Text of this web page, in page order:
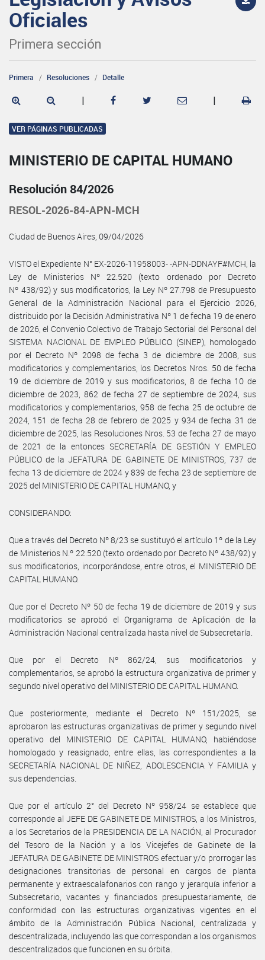
Oficiales
Primera sección
Primera Resoluciones Detalle
| |
VER PÁGINAS PUBLICADAS
MINISTERIO DE CAPITAL HUMANO
Resolución 84/2026
RESOL-2026-84-APN-MCH
Ciudad de Buenos Aires, 09/04/2026
VISTO el Expediente N° EX-2026-11958003- -APN-DDNAYF#MCH, la
Ley de Ministerios Nº 22.520 (texto ordenado por Decreto
Nº 438/92) y sus modificatorios, la Ley Nº 27.798 de Presupuesto
General de la Administración Nacional para el Ejercicio 2026,
distribuido por la Decisión Administrativa Nº 1 de fecha 19 de enero
de 2026, el Convenio Colectivo de Trabajo Sectorial del Personal del
SISTEMA NACIONAL DE EMPLEO PÚBLICO (SINEP), homologado
por el Decreto Nº 2098 de fecha 3 de diciembre de 2008, sus
modificatorios y complementarios, los Decretos Nros. 50 de fecha
19 de diciembre de 2019 y sus modificatorios, 8 de fecha 10 de
diciembre de 2023, 862 de fecha 27 de septiembre de 2024, sus
modificatorios y complementarios, 958 de fecha 25 de octubre de
2024, 151 de fecha 28 de febrero de 2025 y 934 de fecha 31 de
diciembre de 2025, las Resoluciones Nros. 53 de fecha 27 de mayo
de 2021 de la entonces SECRETARÍA DE GESTIÓN Y EMPLEO
PÚBLICO de la JEFATURA DE GABINETE DE MINISTROS, 737 de
fecha 13 de diciembre de 2024 y 839 de fecha 23 de septiembre de
2025 del MINISTERIO DE CAPITAL HUMANO, y
CONSIDERANDO:
Que a través del Decreto Nº 8/23 se sustituyó el artículo 1º de la Ley
de Ministerios N.º 22.520 (texto ordenado por Decreto Nº 438/92) y
sus modificatorios, incorporándose, entre otros, el MINISTERIO DE
CAPITAL HUMANO.
Que por el Decreto Nº 50 de fecha 19 de diciembre de 2019 y sus
modificatorios se aprobó el Organigrama de Aplicación de la
Administración Nacional centralizada hasta nivel de Subsecretaría.
Que por el Decreto Nº 862/24, sus modificatorios y
complementarios, se aprobó la estructura organizativa de primer y
segundo nivel operativo del MINISTERIO DE CAPITAL HUMANO.
Que posteriormente, mediante el Decreto Nº 151/2025, se
aprobaron las estructuras organizativas de primer y segundo nivel
operativo del MINISTERIO DE CAPITAL HUMANO, habiéndose
homologado y reasignado, entre ellas, las correspondientes a la
SECRETARÍA NACIONAL DE NIÑEZ, ADOLESCENCIA Y FAMILIA y
sus dependencias.
Que por el artículo 2° del Decreto Nº 958/24 se establece que
corresponde al JEFE DE GABINETE DE MINISTROS, a los Ministros,
a los Secretarios de la PRESIDENCIA DE LA NACIÓN, al Procurador
del Tesoro de la Nación y a los Vicejefes de Gabinete de la
JEFATURA DE GABINETE DE MINISTROS efectuar y/o prorrogar las
designaciones transitorias de personal en cargos de planta
permanente y extraescalafonarios con rango y jerarquía inferior a
Subsecretario, vacantes y financiados presupuestariamente, de
conformidad con las estructuras organizativas vigentes en el
ámbito de la Administración Pública Nacional, centralizada y
descentralizada, incluyendo las que correspondan a los organismos
descentralizados que funcionen en su órbita.